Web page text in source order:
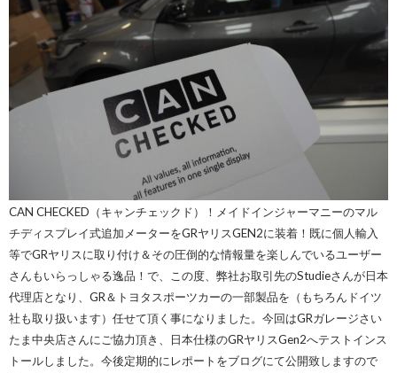
CAN CHECKED（キャンチェックド）！メイドインジャーマニーのマル
チディスプレイ式追加メーターをGRヤリスGEN2に装着！既に個人輸入
等でGRヤリスに取り付け＆その圧倒的な情報量を楽しんでいるユーザー
さんもいらっしゃる逸品！で、この度、弊社お取引先のStudieさんが日本
代理店となり、GR＆トヨタスポーツカーの一部製品を（もちろんドイツ
社も取り扱います）任せて頂く事になりました。今回はGRガレージさい
たま中央店さんにご協力頂き、日本仕様のGRヤリスGen2へテストインス
トールしました。今後定期的にレポートをブログにて公開致しますので